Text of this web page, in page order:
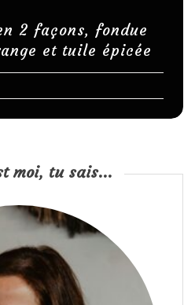
2 façons, fondue
et tuile épicée
moi, tu sais...